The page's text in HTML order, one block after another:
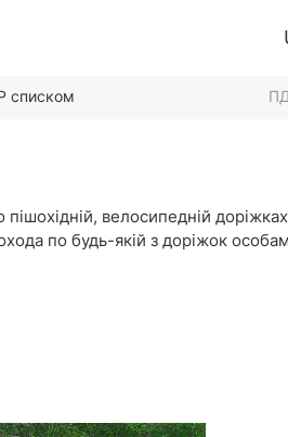
списком
пішохідній, велосипедній
по будь-якій з доріжок